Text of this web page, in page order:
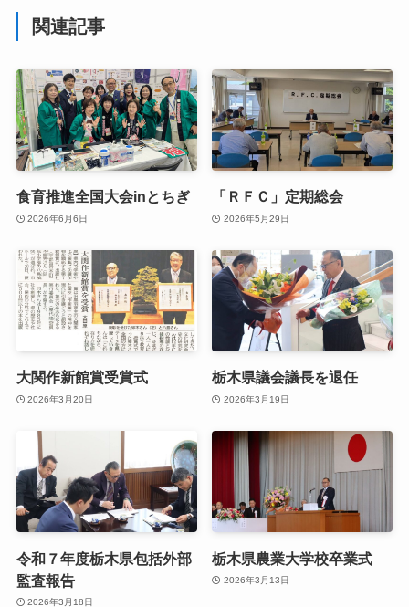
関連記事
食育推進全国大会inとちぎ
2026年6月6日
「ＲＦＣ」定期総会
2026年5月29日
大関作新館賞受賞式
2026年3月20日
栃木県議会議長を退任
2026年3月19日
令和７年度栃木県包括外部
監査報告
2026年3月18日
栃木県農業大学校卒業式
2026年3月13日